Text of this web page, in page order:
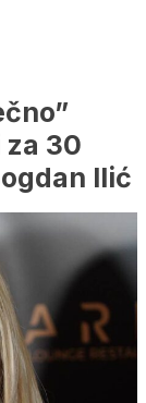
30
Ilić